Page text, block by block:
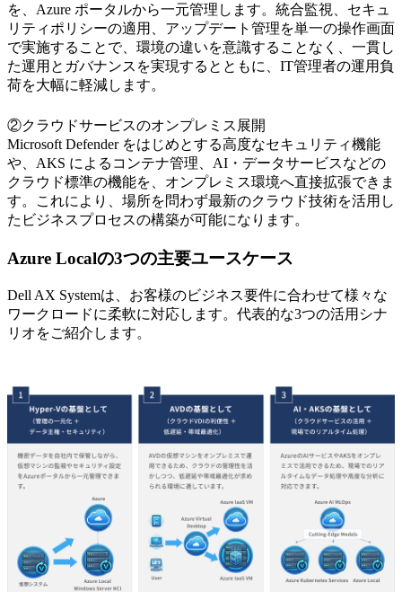
を、Azure ポータルから一元管理します。統合監視、セキュ
リティポリシーの適用、アップデート管理を単一の操作画面
で実施することで、環境の違いを意識することなく、一貫し
た運用とガバナンスを実現するとともに、IT管理者の運用負
荷を大幅に軽減します。
②クラウドサービスのオンプレミス展開
Microsoft Defender をはじめとする高度なセキュリティ機能
や、AKS によるコンテナ管理、AI・データサービスなどの
クラウド標準の機能を、オンプレミス環境へ直接拡張できま
す。これにより、場所を問わず最新のクラウド技術を活用し
たビジネスプロセスの構築が可能になります。
Azure Localの3つの主要ユースケース
Dell AX Systemは、お客様のビジネス要件に合わせて様々な
ワークロードに柔軟に対応します。代表的な3つの活用シナ
リオをご紹介します。